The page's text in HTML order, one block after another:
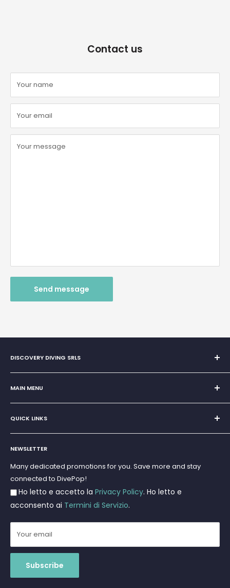
Contact us
Your name
Your email
Your message
Send message
DISCOVERY DIVING SRLS
Sole Proprietorship of Giovanni Chiera di Vasco
San Teodoro, Marina di Puntaldia 07052
MAIN MENU
Home
Super Offer
Brands
Scuba diving
Freediving and Spearfishing
Gift Cards
QUICK LINKS
Search
Terms and Conditions
Privacy Policy
Returns and Refunds
Shipments
NEWSLETTER
Many dedicated promotions for you. Save more and stay
connected to DivePop!
Ho letto e accetto la Privacy Policy. Ho letto e
acconsento ai Termini di Servizio.
Your email
Subscribe